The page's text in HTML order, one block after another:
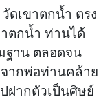
เขาตกน้ำ ตรง
ตกน้ำ ท่านได้
ฐาน ตลอดจน
ากพ่อท่านคล้าย
ฝากตัวเป็นศิษย์